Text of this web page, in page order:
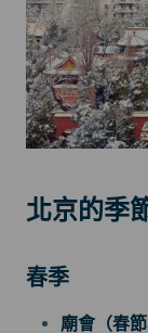
北京的季
春季
廟會（春節